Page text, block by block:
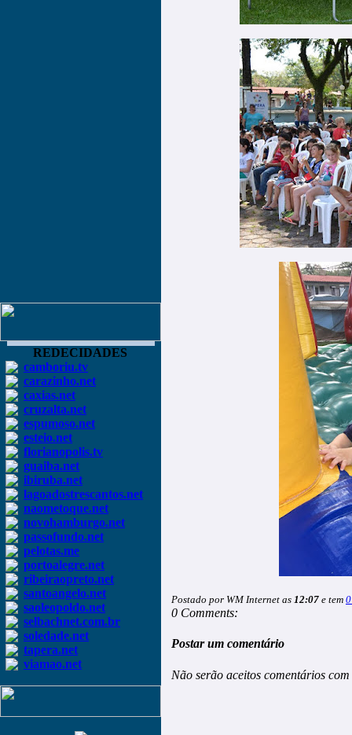
REDECIDADES
camboriu.tv
carazinho.net
caxias.net
cruzalta.net
espumoso.net
esteio.net
florianopolis.tv
guaiba.net
ibiruba.net
lagoadostrescantos.net
naometoque.net
novohamburgo.net
passofundo.net
pelotas.me
portoalegre.net
ribeiraopreto.net
santoangelo.net
saoleopoldo.net
selbachnet.com.br
soledade.net
tapera.net
viamao.net
Postado por WM Internet as 12:07 e tem
0 Comments:
Postar um comentário
Não serão aceitos comentários